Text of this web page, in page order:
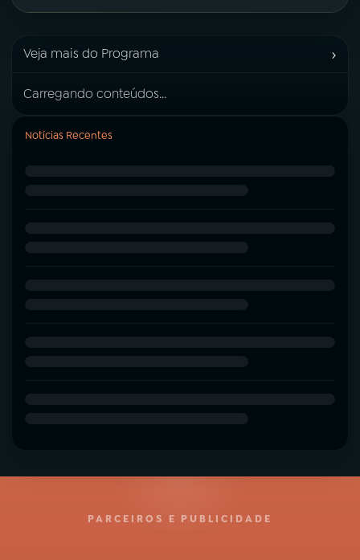
Veja mais do Programa ›
Carregando conteúdos...
Notícias Recentes
PARCEIROS E PUBLICIDADE